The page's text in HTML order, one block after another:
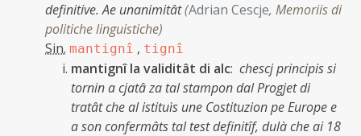
definitive. Ae unanimitât(Adrian Cescje, Memoriis di
politiche linguistiche)
Sin. mantignî , tignî
mantignî la validitât di alc: chescj principis si
tornin a cjatâ za tal stampon dal Progjet di
tratât che al istituìs une Costituzion pe Europe e
a son confermâts tal test definitîf, dulà che ai 18